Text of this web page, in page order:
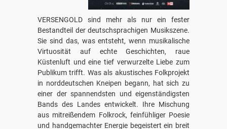
VERSENGOLD sind mehr als nur ein fester
Bestandteil der deutschsprachigen Musikszene.
Sie sind das, was entsteht, wenn musikalische
Virtuosität auf echte Geschichten, raue
Küstenluft und eine tief verwurzelte Liebe zum
Publikum trifft. Was als akustisches Folkprojekt
in norddeutschen Kneipen begann, hat sich zu
einer der spannendsten und eigenständigsten
Bands des Landes entwickelt. Ihre Mischung
aus mitreißendem Folkrock, feinfühliger Poesie
und handgemachter Energie begeistert ein breit